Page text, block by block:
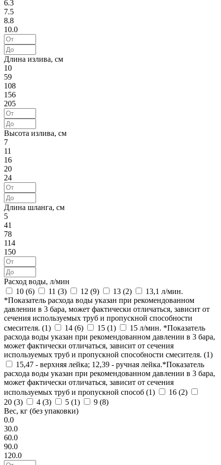
6.3
7.5
8.8
10.0
Длина излива, см
10
59
108
156
205
Высота излива, см
7
11
16
20
24
Длина шланга, см
5
41
78
114
150
Расход воды, л/мин
10 (6) 11 (3) 12 (9) 13 (2)
13,1 л/мин.
*Показатель расхода воды указан при рекомендованном
давлении в 3 бара, может фактически отличаться, зависит от
сечения используемых труб и пропускной способности
смесителя. (1) 14 (6) 15 (1)
15 л/мин. *Показатель
расхода воды указан при рекомендованном давлении в 3 бара,
может фактически отличаться, зависит от сечения
используемых труб и пропускной способности смесителя. (1)
15,47 - верхняя лейка; 12,39 - ручная лейка.*Показатель
расхода воды указан при рекомендованном давлении в 3 бара,
может фактически отличаться, зависит от сечения
используемых труб и пропускной способ (1) 16 (2)
20 (3) 4 (3) 5 (1) 9 (8)
Вес, кг (без упаковки)
0.0
30.0
60.0
90.0
120.0